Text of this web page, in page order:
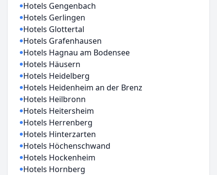
Hotels Gengenbach
Hotels Gerlingen
Hotels Glottertal
Hotels Grafenhausen
Hotels Hagnau am Bodensee
Hotels Häusern
Hotels Heidelberg
Hotels Heidenheim an der Brenz
Hotels Heilbronn
Hotels Heitersheim
Hotels Herrenberg
Hotels Hinterzarten
Hotels Höchenschwand
Hotels Hockenheim
Hotels Hornberg